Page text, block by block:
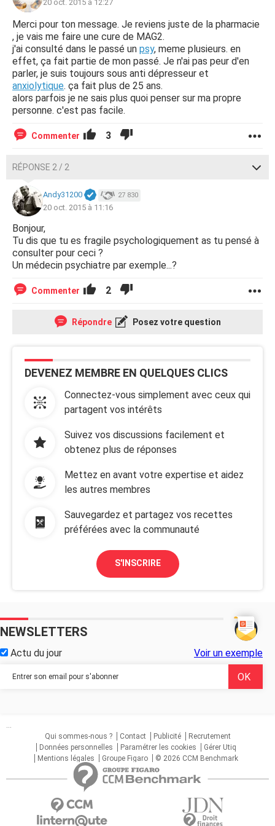
20 oct. 2015 à 12:27
Merci pour ton message. Je reviens juste de la pharmacie
, je vais me faire une cure de MAG2.
j'ai consulté dans le passé un psy, meme plusieurs. en
effet, ça fait partie de mon passé. Je n'ai pas peur d'en
parler, je suis toujours sous anti dépresseur et
anxiolytique. ça fait plus de 25 ans.
alors parfois je ne sais plus quoi penser sur ma propre
personne. c'est pas facile.
Commenter 3
RÉPONSE 2 / 2
Andy31200 27 830
20 oct. 2015 à 11:16
Bonjour,
Tu dis que tu es fragile psychologiquement as tu pensé à
consulter pour ceci ?
Un médecin psychiatre par exemple...?
Commenter 2
Répondre Posez votre question
DEVENEZ MEMBRE EN QUELQUES CLICS
Connectez-vous simplement avec ceux qui
partagent vos intérêts
Suivez vos discussions facilement et
obtenez plus de réponses
Mettez en avant votre expertise et aidez
les autres membres
Sauvegardez et partagez vos recettes
préférées avec la communauté
S'INSCRIRE
NEWSLETTERS
Actu du jour Voir un exemple
...
Qui sommes-nous ?
Contact Publicité
Recrutement
Données personnelles
Paramétrer les cookies
Gérer Utiq
Mentions légales
Groupe Figaro © 2026 CCM Benchmark